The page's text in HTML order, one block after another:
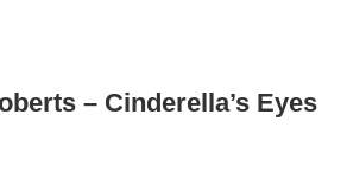
– Cinderella’s Eyes